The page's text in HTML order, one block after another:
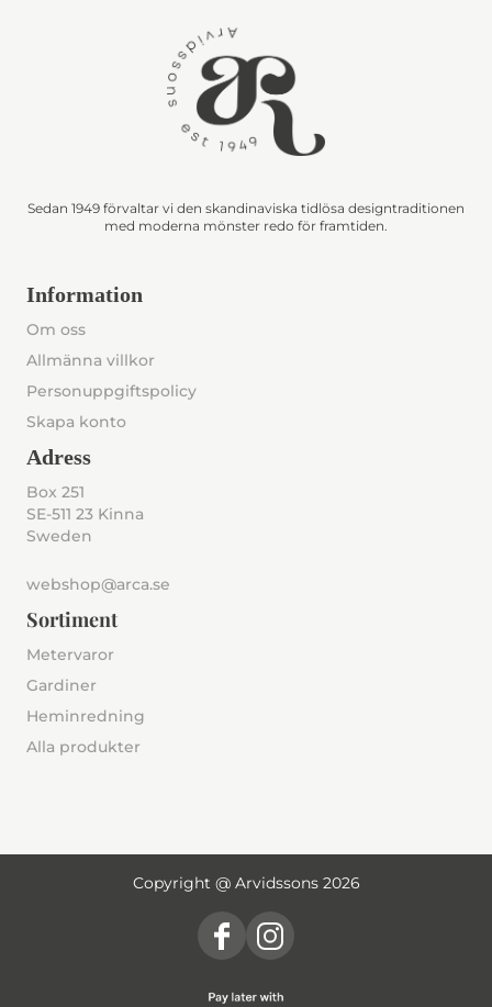
Sedan 1949 förvaltar vi den skandinaviska tidlösa designtraditionen
med moderna mönster redo för framtiden.
Information
Om oss
Allmänna villkor
Personuppgiftspolicy
Skapa konto
Adress
Box 251
SE-511 23 Kinna
Sweden
webshop@arca.se
Sortiment
Metervaror
Gardiner
Heminredning
Alla produkter
Copyright @ Arvidssons 2026